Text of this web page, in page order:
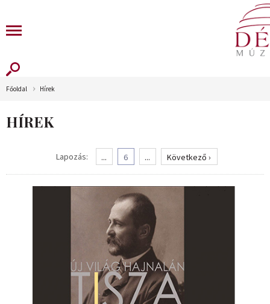
Főoldal Hírek
HÍREK
Lapozás: ... 6 ... Következő ›